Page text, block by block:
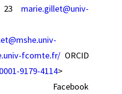
23 marie.gillet@univ-
fcomte.fr/ ORCID
9179-4114>
Facebook